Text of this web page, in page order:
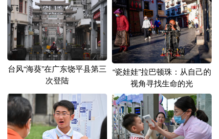
浙江 安徽 福建 江西
山东 河南 湖北 湖南
广东 广西 海南 重庆
云南 西藏
陕西 青海 宁夏
新疆 内蒙古 黑龙江
台风“海葵”在广东饶平县第三
次登陆
“瓷娃娃”拉巴顿珠：从自己的
视角寻找生命的光